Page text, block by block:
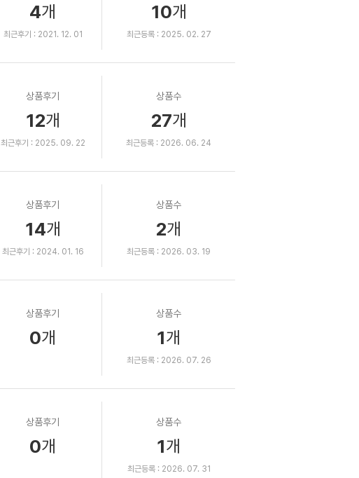
4개
최근후기 : 2021. 12. 01
10개
최근등록 : 2025. 02. 27
상품후기
12개
최근후기 : 2025. 09. 22
상품수
27개
최근등록 : 2026. 06. 24
상품후기
14개
최근후기 : 2024. 01. 16
상품수
2개
최근등록 : 2026. 03. 19
상품후기
0개
상품수
1개
최근등록 : 2026. 07. 26
상품후기
0개
상품수
1개
최근등록 : 2026. 07. 31